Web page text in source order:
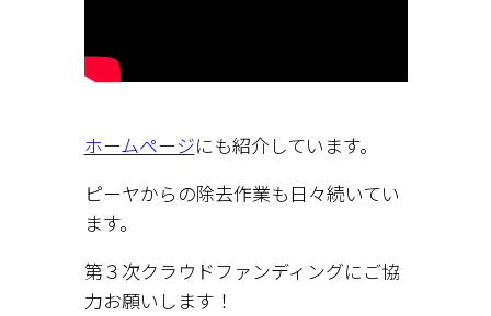
ホームページにも紹介しています。
ピーヤからの除去作業も日々続いてい
ます。
第３次クラウドファンディングにご協
力お願いします！